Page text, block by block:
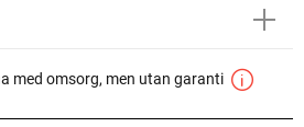
med omsorg, men utan garanti